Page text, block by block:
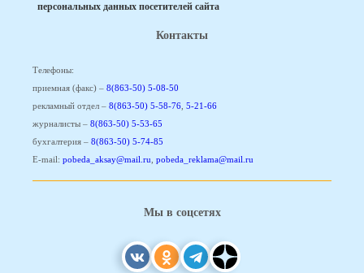
персональных данных посетителей сайта
Контакты
Телефоны:
приемная (факс) – 8(863-50) 5-08-50
рекламный отдел – 8(863-50) 5-58-76 5-21-66
журналисты – 8(863-50) 5-53-65
бухгалтерия – 8(863-50) 5-74-85
E-mail: pobeda_aksay@mail.ru pobeda_reklama@mail.ru
Мы в соцсетях